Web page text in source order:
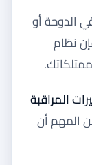
الدوحة أو
نظام
المراقبة
المهم أن